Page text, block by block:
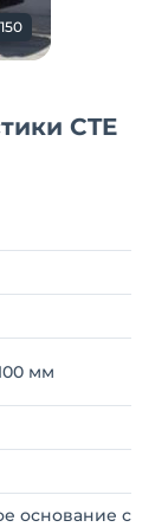
CTE
мм
основание с